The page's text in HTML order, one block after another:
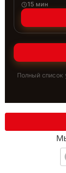
15 мин
Полный список